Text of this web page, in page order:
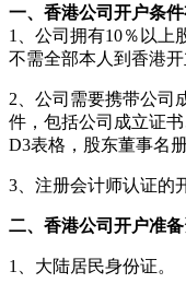
一、香港公司开户条件
1、公司拥有10％以上
不需全部本人到香港
2、公司需要携带公司
件，包括公司成立证
D3表格，股东董事名册
3、注册会计师认证的
二、香港公司开户准
1、大陆居民身份证。